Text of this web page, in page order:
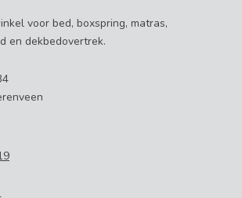
voor bed, boxspring, matras,
en dekbedovertrek.